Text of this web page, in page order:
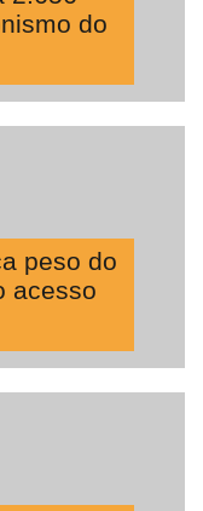
do
peso do
acesso